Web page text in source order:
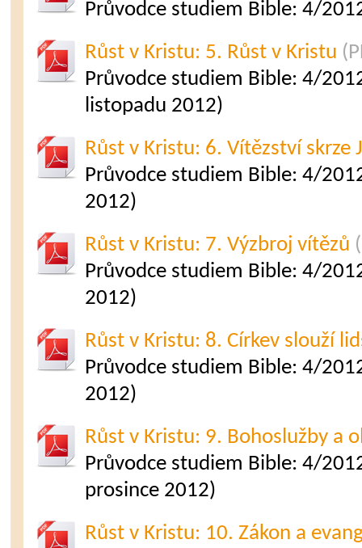
Průvodce studiem Bible: 4/
Růst v Kristu: 5. Růst v Kristu
Průvodce studiem Bible: 4/
listopadu 2012)
Růst v Kristu: 6. Vítězství skrze
Průvodce studiem Bible: 4/
2012)
Růst v Kristu: 7. Výzbroj vítězů
Průvodce studiem Bible: 4/
2012)
Růst v Kristu: 8. Církev slouží
Průvodce studiem Bible: 4/
2012)
Růst v Kristu: 9. Bohoslužby a
Průvodce studiem Bible: 4/
prosince 2012)
Růst v Kristu: 10. Zákon a